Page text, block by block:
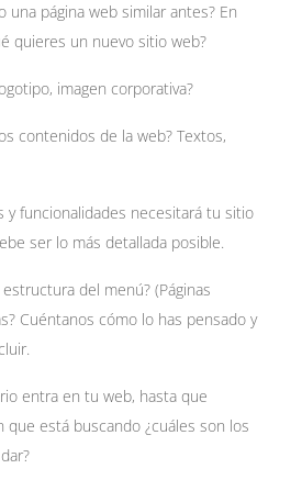
una página web similar antes? En
quieres un nuevo sitio web?
imagen corporativa?
contenidos de la web? Textos,
y funcionalidades necesitará tu sitio
ser lo más detallada posible.
del menú? (Páginas
Cuéntanos cómo lo has pensado y
entra en tu web, hasta que
que está buscando ¿cuáles son los